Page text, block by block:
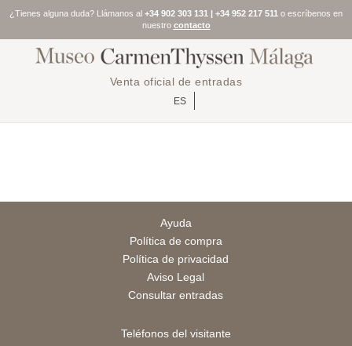
¿Tienes alguna duda? Llámanos al +34 902 303 131 | +34 952 217 511 o escríbenos en
nuestro contacto
Venta oficial de entradas
ES
Ayuda
Política de compra
Política de privacidad
Aviso Legal
Consultar entradas
Teléfonos del visitante